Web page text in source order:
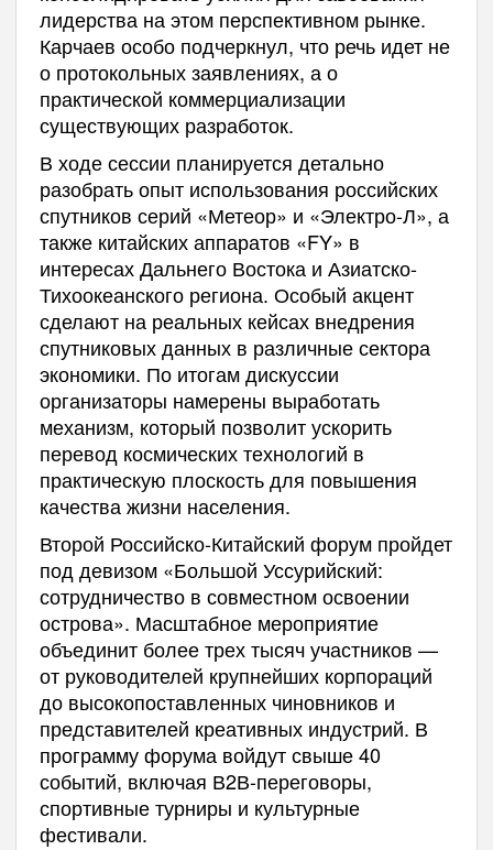
лидерства на этом перспективном рынке.
Карчаев особо подчеркнул, что речь идет не
о протокольных заявлениях, а о
практической коммерциализации
существующих разработок.
В ходе сессии планируется детально
разобрать опыт использования российских
спутников серий «Метеор» и «Электро-Л», а
также китайских аппаратов «FY» в
интересах Дальнего Востока и Азиатско-
Тихоокеанского региона. Особый акцент
сделают на реальных кейсах внедрения
спутниковых данных в различные сектора
экономики. По итогам дискуссии
организаторы намерены выработать
механизм, который позволит ускорить
перевод космических технологий в
практическую плоскость для повышения
качества жизни населения.
Второй Российско-Китайский форум пройдет
под девизом «Большой Уссурийский:
сотрудничество в совместном освоении
острова». Масштабное мероприятие
объединит более трех тысяч участников —
от руководителей крупнейших корпораций
до высокопоставленных чиновников и
представителей креативных индустрий. В
программу форума войдут свыше 40
событий, включая В2В-переговоры,
спортивные турниры и культурные
фестивали.